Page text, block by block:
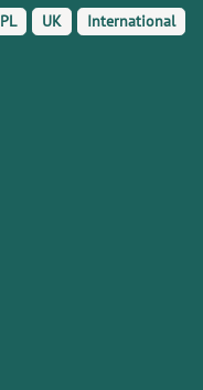
PL UK International